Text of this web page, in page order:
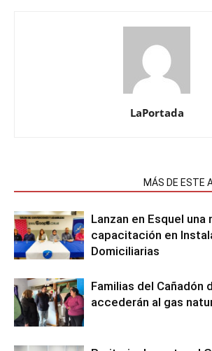
LaPortada
MÁS DE ESTE
Lanzan en Esquel una
capacitación en
Domiciliarias
Familias del Cañadón
accederán al gas